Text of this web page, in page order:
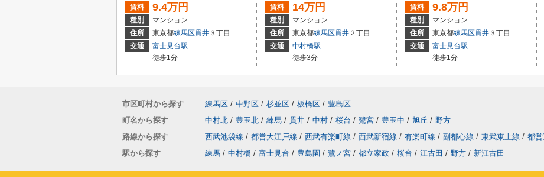
賃料 9.4万円
種別
マンション
住所
東京都練馬区貫井 ３丁目
交通
富士見台駅
徒歩1分
賃料 14万円
種別
マンション
住所
東京都練馬区貫井 ２丁目
交通
中村橋駅
徒歩3分
賃料 9.8万円
種別
マンション
住所
東京都練馬区貫井 ３丁目
交通
富士見台駅
徒歩1分
市区町村から探す 練馬区 / 中野区 / 杉並区 / 板橋区 / 豊島区
町名から探す
中村北 / 豊玉北 / 練馬 / 貫井 / 中村 / 桜台 / 鷺宮 / 豊玉中 / 旭丘 / 野方
路線から探す
西武池袋線 / 都営大江戸線 / 西武有楽町線 / 西武新宿線 / 有楽町線 / 副都心線 / 東武東上線 / 都
駅から探す
練馬 / 中村橋 / 富士見台 / 豊島園 / 鷺ノ宮 / 都立家政 / 桜台 / 江古田 / 野方 / 新江古田